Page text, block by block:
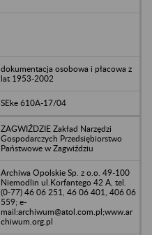
dokumentacja osobowa i płacowa z
lat 1953-2002
SEke 610A-17/04
ZAGWIŹDZIE Zakład Narzędzi
Gospodarczych Przedsiębiorstwo
Państwowe w Zagwiździu
Archiwa Opolskie Sp. z o.o. 49-100
Niemodlin ul.Korfantego 42 A, tel.
(0-77) 46 06 251, 46 06 401, 406 06
559; e-
mail:archiwum@atol.com.pl;www.ar
chiwum.org.pl